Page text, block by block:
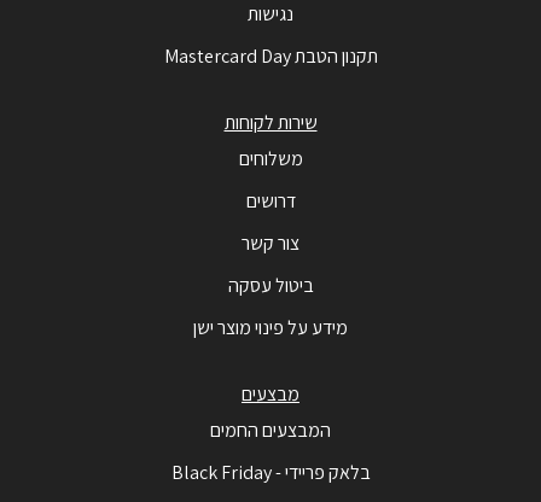
נגישות
תקנון הטבת Mastercard Day
שירות לקוחות
משלוחים
דרושים
צור קשר
ביטול עסקה
מידע על פינוי מוצר ישן
מבצעים
המבצעים החמים
בלאק פריידי - Black Friday